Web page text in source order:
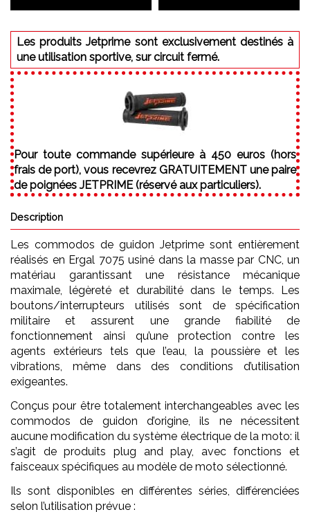
Les produits Jetprime sont exclusivement destinés à
une utilisation sportive, sur circuit fermé.
Pour toute commande supérieure à 450 euros (hors
frais de port), vous recevrez GRATUITEMENT une paire
de poignées JETPRIME (réservé aux particuliers).
Description
Les commodos de guidon Jetprime sont entièrement
réalisés en Ergal 7075 usiné dans la masse par CNC, un
matériau garantissant une résistance mécanique
maximale, légèreté et durabilité dans le temps. Les
boutons/interrupteurs utilisés sont de spécification
militaire et assurent une grande fiabilité de
fonctionnement ainsi qu’une protection contre les
agents extérieurs tels que l’eau, la poussière et les
vibrations, même dans des conditions d’utilisation
exigeantes.
Conçus pour être totalement interchangeables avec les
commodos de guidon d’origine, ils ne nécessitent
aucune modification du système électrique de la moto: il
s’agit de produits plug and play, avec fonctions et
faisceaux spécifiques au modèle de moto sélectionné.
Ils sont disponibles en différentes séries, différenciées
selon l’utilisation prévue :